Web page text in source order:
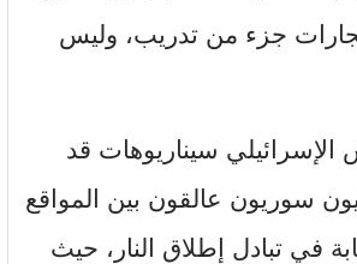
جزء من تدريب، وليس
سيناريوهات قد
سوريون عالقون بين المواقع
في تبادل إطلاق النار، حيث